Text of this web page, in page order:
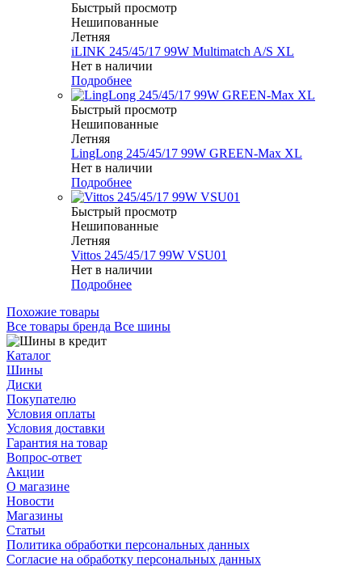
Быстрый просмотр
Нешипованные
Летняя
iLINK 245/45/17 99W Multimatch A/S XL
Нет в наличии
Подробнее
Быстрый просмотр
Нешипованные
Летняя
LingLong 245/45/17 99W GREEN-Max XL
Нет в наличии
Подробнее
Быстрый просмотр
Нешипованные
Летняя
Vittos 245/45/17 99W VSU01
Нет в наличии
Подробнее
Похожие товары
Все товары бренда Все шины
Каталог
Шины
Диски
Покупателю
Условия оплаты
Условия доставки
Гарантия на товар
Вопрос-ответ
Акции
О магазине
Новости
Магазины
Статьи
Политика обработки персональных данных
Согласие на обработку персональных данных